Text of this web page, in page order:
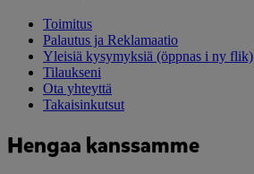
Toimitus
Palautus ja Reklamaatio
Yleisiä kysymyksiä (öppnas i ny flik)
Tilaukseni
Ota yhteyttä
Takaisinkutsut
Hengaa kanssamme